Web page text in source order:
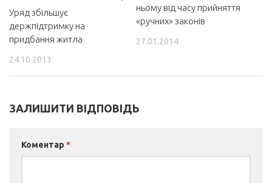
Уряд збільшує
держпідтримку на
придбання житла
24.10.2013
ньому від часу прийняття
«ручних» законів
27.01.2014
ЗАЛИШИТИ ВІДПОВІДЬ
Коментар *